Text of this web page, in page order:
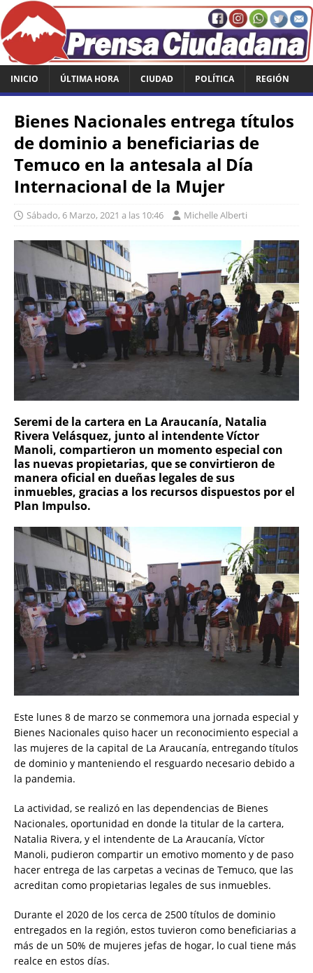
INICIO ÚLTIMA HORA CIUDAD POLÍTICA REGIÓN
Bienes Nacionales entrega títulos
de dominio a beneficiarias de
Temuco en la antesala al Día
Internacional de la Mujer
Sábado, 6 Marzo, 2021 a las 10:46 Michelle Alberti
Seremi de la cartera en La Araucanía, Natalia
Rivera Velásquez, junto al intendente Víctor
Manoli, compartieron un momento especial con
las nuevas propietarias, que se convirtieron de
manera oficial en dueñas legales de sus
inmuebles, gracias a los recursos dispuestos por el
Plan Impulso.
Este lunes 8 de marzo se conmemora una jornada especial y
Bienes Nacionales quiso hacer un reconocimiento especial a
las mujeres de la capital de La Araucanía, entregando títulos
de dominio y manteniendo el resguardo necesario debido a
la pandemia.
La actividad, se realizó en las dependencias de Bienes
Nacionales, oportunidad en donde la titular de la cartera,
Natalia Rivera, y el intendente de La Araucanía, Víctor
Manoli, pudieron compartir un emotivo momento y de paso
hacer entrega de las carpetas a vecinas de Temuco, que las
acreditan como propietarias legales de sus inmuebles.
Durante el 2020 de los cerca de 2500 títulos de dominio
entregados en la región, estos tuvieron como beneficiarias a
más de un 50% de mujeres jefas de hogar, lo cual tiene más
realce en estos días.